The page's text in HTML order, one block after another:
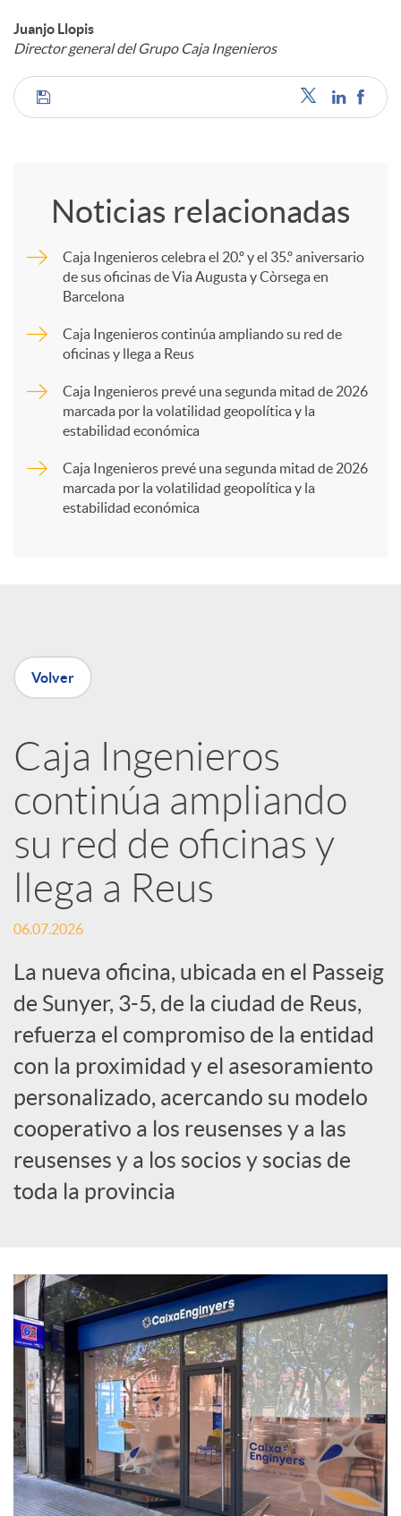
Juanjo Llopis
Director general del Grupo Caja Ingenieros
C
t
n
R
e
d
e
s
S
o
c
i
a
l
e
s
Noticias relacionadas
Caja Ingenieros celebra el 20.º y el 35.º aniversario
de sus oficinas de Via Augusta y Còrsega en
Barcelona
Caja Ingenieros continúa ampliando su red de
oficinas y llega a Reus
Caja Ingenieros prevé una segunda mitad de 2026
marcada por la volatilidad geopolítica y la
estabilidad económica
Caja Ingenieros prevé una segunda mitad de 2026
marcada por la volatilidad geopolítica y la
estabilidad económica
Volver
Caja Ingenieros
continúa ampliando
su red de oficinas y
llega a Reus
06.07.2026
La nueva oficina, ubicada en el Passeig
de Sunyer, 3-5, de la ciudad de Reus,
refuerza el compromiso de la entidad
con la proximidad y el asesoramiento
personalizado, acercando su modelo
cooperativo a los reusenses y a las
reusenses y a los socios y socias de
toda la provincia